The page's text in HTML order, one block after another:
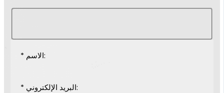
* الاسم:
* البريد الإلكتروني: